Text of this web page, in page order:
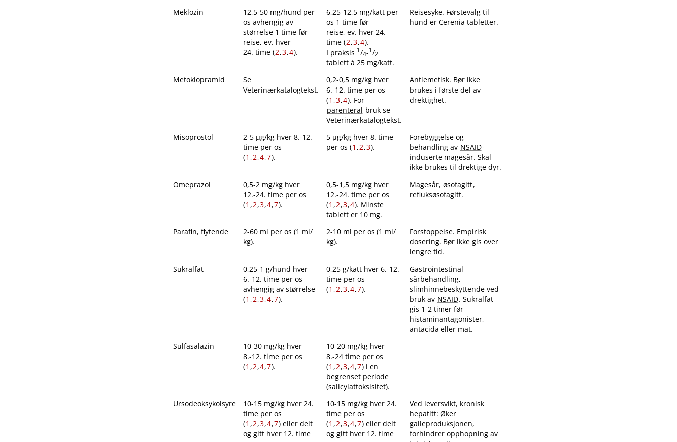
Meklozin
12,5-50 mg​/​hund per
os avhengig av
størrelse 1 time før
reise, ev. hver
24. time (2,3,4).
6,25-12,5 mg​/​katt per
os 1 time før
reise, ev. hver 24.
time (2,3,4).
I praksis 1/4-1/2
tablett à 25 mg​/​katt.
Reisesyke. Førstevalg til
hund er Cerenia tabletter.
Metoklopramid
Se
Veterinærkatalogtekst.
0,2-0,5 mg/kg hver
6.-12. time per os
(1 ,3,4). For
parenteral bruk se
Veterinærkatalogtekst.
Antiemetisk. Bør ikke
brukes i første del av
drektighet.
Misoprostol
2-5 μg​/​kg hver 8.-12.
time per os
(1 ,2,4,7).
5 µg/kg hver 8. time
per os (1 ,2,3).
Forebyggelse og
behandling av NSAID-
induserte magesår. Skal
ikke brukes til drektige dyr.
Omeprazol
0,5-2 mg/kg hver
12.-24. time per os
(1 ,2,3,4,7).
0,5-1,5 mg/kg hver
12.-24. time per os
(1 ,2,3,4). Minste
tablett er 10 mg.
Magesår, øsofagitt,
refluksøsofagitt.
Parafin, flytende
2-60 ml per os (1 ml​/​
kg).
2-10 ml per os (1 ml​/​
kg).
Forstoppelse. Empirisk
dosering. Bør ikke gis over
lengre tid.
Sukralfat
0,25-1 g​/​hund hver
6.-12. time per os
avhengig av størrelse
(1 ,2,3,4,7).
0,25 g​/​katt hver 6.-12.
time per os
(1 ,2,3,4,7).
Gastrointestinal
sårbehandling,
slimhinnebeskyttende ved
bruk av NSAID. Sukralfat
gis 1-2 timer før
histaminantagonister,
antacida eller mat.
Sulfasalazin
10-30 mg/kg hver
8.-12. time per os
(1 ,2,4,7).
10-20 mg/kg hver
8.-24 time per os
(1 ,2,3,4,7) i en
begrenset periode
(salicylattoksisitet).
Ursodeoksykolsyre
10-15 mg/kg hver 24.
time per os
(1 ,2,3,4,7) eller delt
og gitt hver 12. time
10-15 mg/kg hver 24.
time per os
(1 ,2,3,4,7) eller delt
og gitt hver 12. time
Ved leversvikt, kronisk
hepatitt: Øker
galleproduksjonen,
forhindrer opphopning av